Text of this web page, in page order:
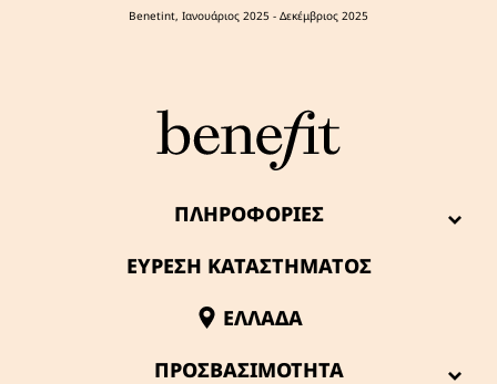
Benetint, Ιανουάριος 2025 - Δεκέμβριος 2025
ΠΛΗΡΟΦΟΡΊΕΣ
ΕΥΡΕΣΗ ΚΑΤΑΣΤΗΜΑΤΟΣ
ΕΛΛΆΔΑ
ΠΡΟΣΒΑΣΙΜΌΤΗΤΑ